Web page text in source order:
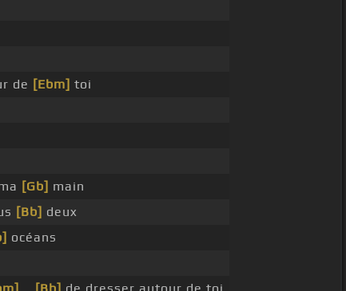
de [Ebm] toi
[Gb] main
[Bb] deux
océans